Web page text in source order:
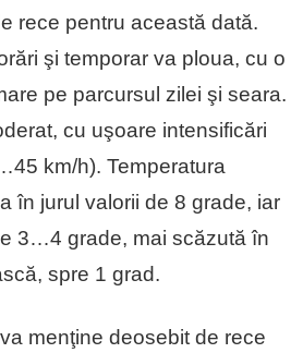
rece pentru această dată.
şi temporar va ploua, cu o
pe parcursul zilei şi seara.
cu uşoare intensificări
km/h). Temperatura
în jurul valorii de 8 grade, iar
3…4 grade, mai scăzută în
spre 1 grad.
menţine deosebit de rece